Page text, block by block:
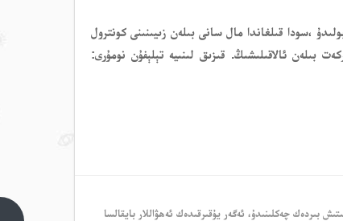
،سودا قىلغاندا مال سانى بىلەن زىيىنىنى كونترول
بىلەن ئالاقىلىشىڭ. قىزىق لىنىيە تېلېفۇن نومۇرى:
بىردەك چەكلىنىدۇ، ئەگەر يۇقىرقىدەك ئەھۋاللار بايقالسا